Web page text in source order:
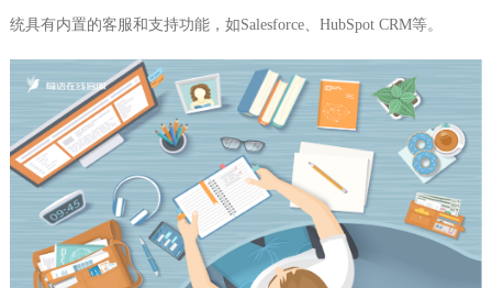
统具有内置的客服和支持功能，如Salesforce、HubSpot CRM等。